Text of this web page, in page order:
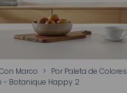
Marco > Por Paleta de Colores
- Botanique Happy 2